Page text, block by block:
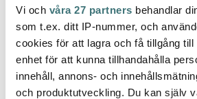
Vi och våra 27 partners behandlar
som t.ex. ditt IP-nummer, och
cookies för att lagra och få tillgång till
enhet för att kunna tillhandahålla
innehåll, annons- och
och produktutveckling. Du kan själv
Greengate
Everyday Alice
gräddkanna 25 cl
creamy fudge
99 kr
I lager
Everyday
sockerskål
creamy
99 kr
I lager